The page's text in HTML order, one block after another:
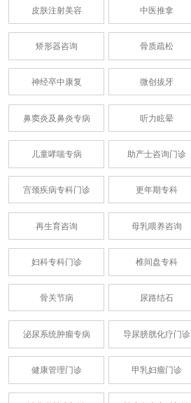
皮肤注射美容 中医推拿
矫形器咨询 骨质疏松
神经卒中康复 微创拔牙
鼻窦炎及鼻炎专病 听力眩晕
儿童哮喘专病 助产士咨询门诊
宫颈疾病专科门诊 更年期专科
再生育咨询 母乳喂养咨询
妇科专科门诊 椎间盘专科
骨关节病 尿路结石
泌尿系统肿瘤专病 导尿膀胱化疗门诊
健康管理门诊 甲乳妇瘤门诊